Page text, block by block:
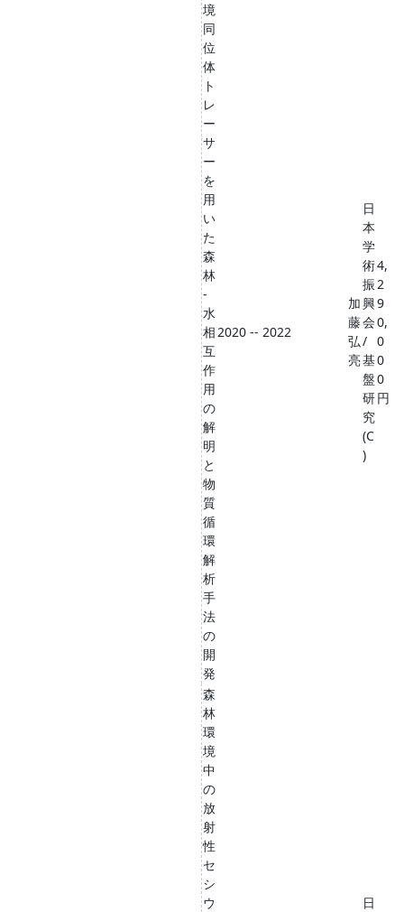
境
同
位
体
ト
レ
ー
サ
ー
を
用
い
た
森
林
-
水
相
互
作
用
の
解
明
と
物
質
循
環
解
析
手
法
の
開
発
2020 -- 2022
加
藤
弘
亮
日
本
学
術
振
興
会
/
基
盤
研
究
(C
)
4,
2
9
0,
0
0
0
円
森
林
環
境
中
の
放
射
性
セ
シ
ウ
日